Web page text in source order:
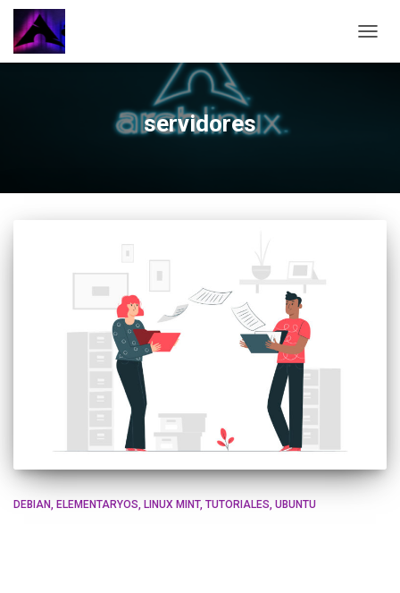
servidores
DEBIAN ELEMENTARYOS LINUX MINT TUTORIALES UBUNTU